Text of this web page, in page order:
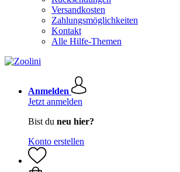
Versandkosten
Zahlungsmöglichkeiten
Kontakt
Alle Hilfe-Themen
Anmelden
Jetzt anmelden
Bist du neu hier?
Konto erstellen